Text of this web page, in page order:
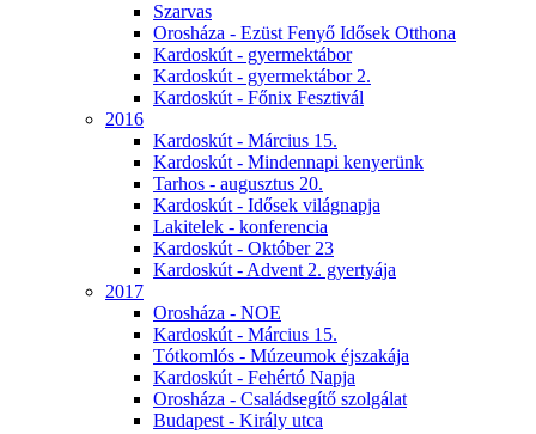
Szarvas
Orosháza - Ezüst Fenyő Idősek Otthona
Kardoskút - gyermektábor
Kardoskút - gyermektábor 2.
Kardoskút - Főnix Fesztivál
2016
Kardoskút - Március 15.
Kardoskút - Mindennapi kenyerünk
Tarhos - augusztus 20.
Kardoskút - Idősek világnapja
Lakitelek - konferencia
Kardoskút - Október 23
Kardoskút - Advent 2. gyertyája
2017
Orosháza - NOE
Kardoskút - Március 15.
Tótkomlós - Múzeumok éjszakája
Kardoskút - Fehértó Napja
Orosháza - Családsegítő szolgálat
Budapest - Király utca